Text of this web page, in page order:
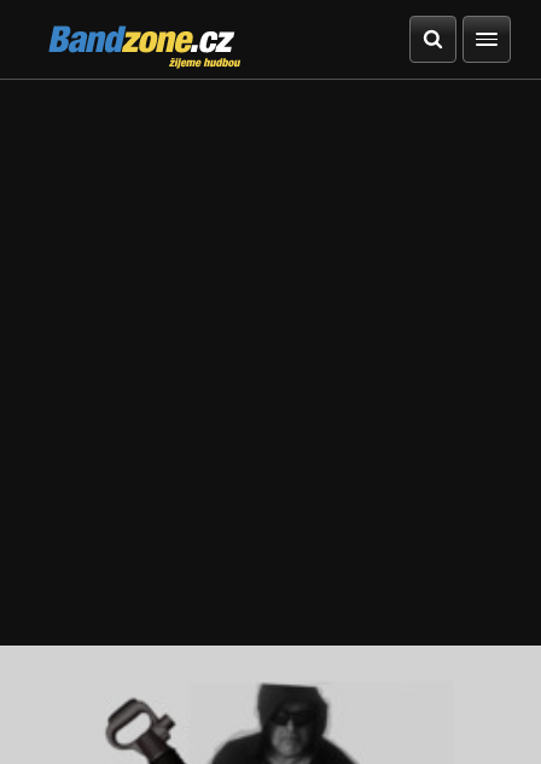
Bandzone.cz
žijeme hudbou